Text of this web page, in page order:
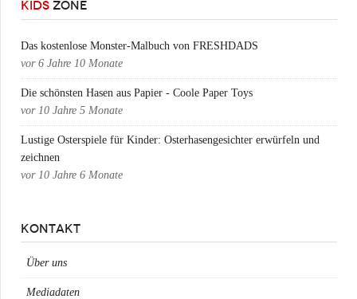
KIDS ZONE
Das kostenlose Monster-Malbuch von FRESHDADS
vor 6 Jahre 10 Monate
Die schönsten Hasen aus Papier - Coole Paper Toys
vor 10 Jahre 5 Monate
Lustige Osterspiele für Kinder: Osterhasengesichter erwürfeln und
zeichnen
vor 10 Jahre 6 Monate
KONTAKT
Über uns
Mediadaten